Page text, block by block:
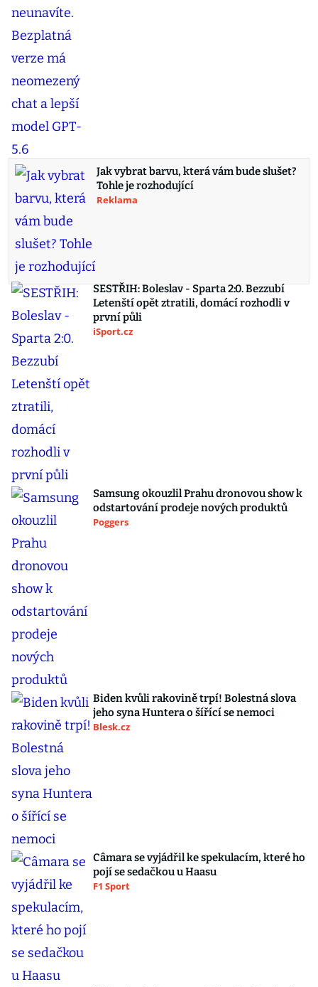
Jak vybrat barvu, která vám bude slušet?
Tohle je rozhodující
Reklama
SESTŘIH: Boleslav - Sparta 2:0. Bezzubí
Letenští opět ztratili, domácí rozhodli v
první půli
iSport.cz
Samsung okouzlil Prahu dronovou show k
odstartování prodeje nových produktů
Poggers
Biden kvůli rakovině trpí! Bolestná slova
jeho syna Huntera o šířící se nemoci
Blesk.cz
Câmara se vyjádřil ke spekulacím, které ho
pojí se sedačkou u Haasu
F1 Sport